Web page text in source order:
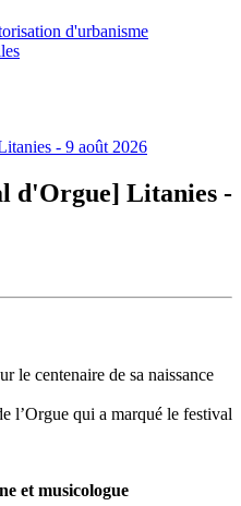
d'urbanisme
d'Orgue] Litanies -
le centenaire de sa naissance
l’Orgue qui a marqué le festival
et musicologue